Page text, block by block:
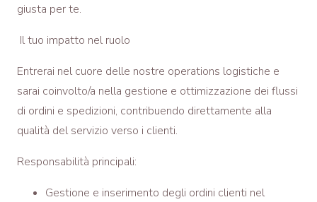
giusta per te.
Il tuo impatto nel ruolo
Entrerai nel cuore delle nostre operations logistiche e
sarai coinvolto/a nella gestione e ottimizzazione dei flussi
di ordini e spedizioni, contribuendo direttamente alla
qualità del servizio verso i clienti.
Responsabilità principali:
Gestione e inserimento degli ordini clienti nel